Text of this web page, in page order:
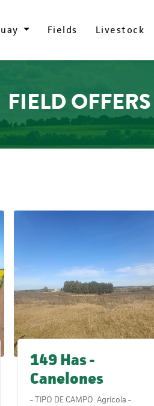
Fields Livestock
Fields Livestock
FIELD OFFERS
149 Has -
Canelones
- TIPO DE CAMPO: Agrícola -